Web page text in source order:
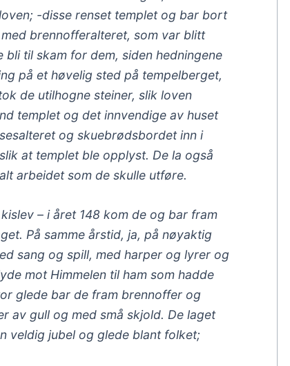
-disse renset templet og bar bort
brennofferalteret, som var blitt
til skam for dem, siden hedningene
på et høvelig sted på tempelberget,
de utilhogne steiner, slik loven
templet og det innvendige av huset
og skuebrødsbordet inn i
at templet ble opplyst. De la også
arbeidet som de skulle utføre.
– i året 148 kom de og bar fram
På samme årstid, ja, på nøyaktig
sang og spill, med harper og lyrer og
mot Himmelen til ham som hadde
glede bar de fram brennoffer og
av gull og med små skjold. De laget
veldig jubel og glede blant folket;